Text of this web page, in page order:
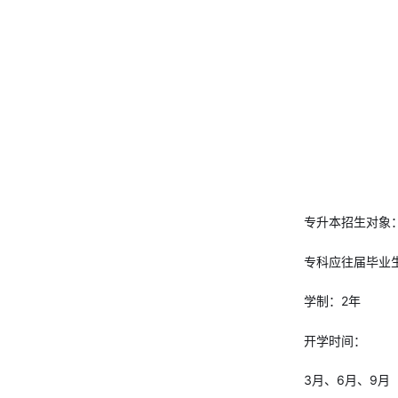
专升本招生对象
专科应往届毕业
学制：2年
开学时间：
3月、6月、9月